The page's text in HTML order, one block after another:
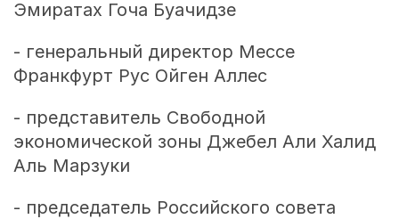
Эмиратах Гоча Буачидзе
- генеральный директор Мессе
Франкфурт Рус Ойген Аллес
- представитель Свободной
экономической зоны Джебел Али Халид
Аль Марзуки
- председатель Российского совета